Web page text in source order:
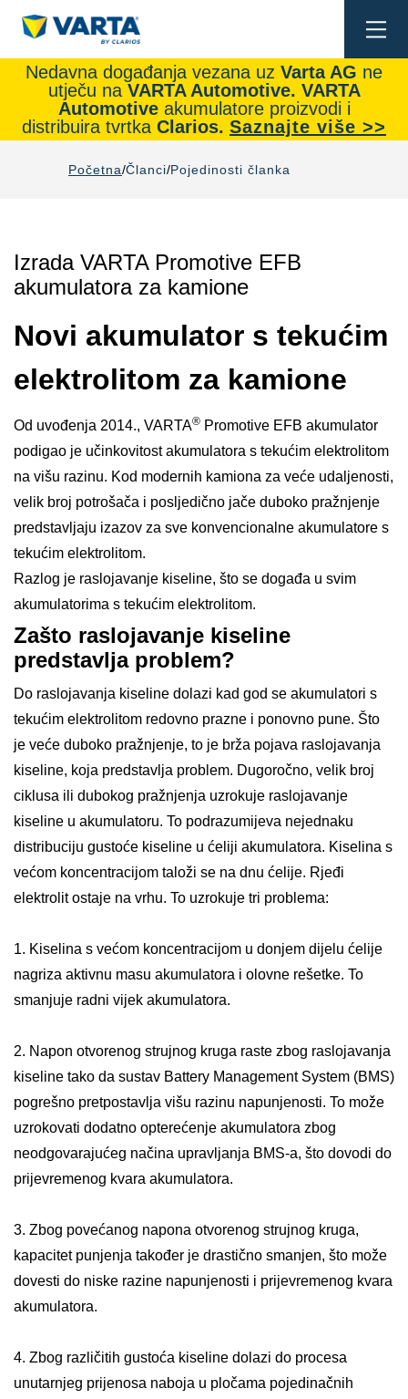
Nedavna događanja vezana uz Varta AG ne
utječu na VARTA Automotive. VARTA
Automotiveakumulatore proizvodi i
distribuira tvrtka Clarios. Saznajte više >>
Početna Članci Pojedinosti članka
Izrada VARTA Promotive EFB
akumulatora za kamione
Novi akumulator s tekućim
elektrolitom za kamione
Od uvođenja 2014., VARTA® Promotive EFB akumulator
podigao je učinkovitost akumulatora s tekućim elektrolitom
na višu razinu. Kod modernih kamiona za veće udaljenosti,
velik broj potrošača i posljedično jače duboko pražnjenje
predstavljaju izazov za sve konvencionalne akumulatore s
tekućim elektrolitom.
Razlog je raslojavanje kiseline, što se događa u svim
akumulatorima s tekućim elektrolitom.
Zašto raslojavanje kiseline
predstavlja problem?
Do raslojavanja kiseline dolazi kad god se akumulatori s
tekućim elektrolitom redovno prazne i ponovno pune. Što
je veće duboko pražnjenje, to je brža pojava raslojavanja
kiseline, koja predstavlja problem. Dugoročno, velik broj
ciklusa ili dubokog pražnjenja uzrokuje raslojavanje
kiseline u akumulatoru. To podrazumijeva nejednaku
distribuciju gustoće kiseline u ćeliji akumulatora. Kiselina s
većom koncentracijom taloži se na dnu ćelije. Rjeđi
elektrolit ostaje na vrhu. To uzrokuje tri problema:
1. Kiselina s većom koncentracijom u donjem dijelu ćelije
nagriza aktivnu masu akumulatora i olovne rešetke. To
smanjuje radni vijek akumulatora.
2. Napon otvorenog strujnog kruga raste zbog raslojavanja
kiseline tako da sustav Battery Management System (BMS)
pogrešno pretpostavlja višu razinu napunjenosti. To može
uzrokovati dodatno opterećenje akumulatora zbog
neodgovarajućeg načina upravljanja BMS-a, što dovodi do
prijevremenog kvara akumulatora.
3. Zbog povećanog napona otvorenog strujnog kruga,
kapacitet punjenja također je drastično smanjen, što može
dovesti do niske razine napunjenosti i prijevremenog kvara
akumulatora.
4. Zbog različitih gustoća kiseline dolazi do procesa
unutarnjeg prijenosa naboja u pločama pojedinačnih